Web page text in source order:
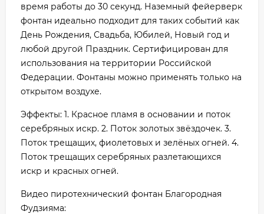
время работы до 30 секунд. Наземный фейерверк
фонтан идеально подходит для таких событий как
День Рождения, Свадьба, Юбилей, Новый год и
любой другой Праздник. Сертифицирован для
использования на территории Российской
Федерации. Фонтаны можно применять только на
открытом воздухе.
Эффекты: 1. Красное пламя в основании и поток
серебряных искр. 2. Поток золотых звёздочек. 3.
Поток трещащих, фиолетовых и зелёных огней. 4.
Поток трещащих серебряных разлетающихся
искр и красных огней.
Видео пиротехнический фонтан Благородная
Фудзияма: